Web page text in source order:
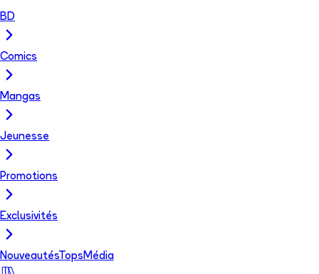
BD
Comics
Mangas
Jeunesse
Promotions
Exclusivités
NouveautésTops Média